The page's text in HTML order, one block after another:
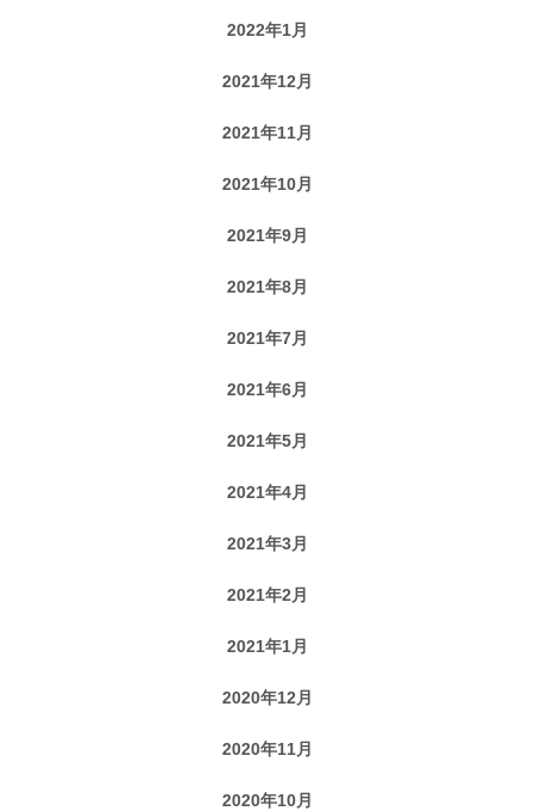
2022年1月
2021年12月
2021年11月
2021年10月
2021年9月
2021年8月
2021年7月
2021年6月
2021年5月
2021年4月
2021年3月
2021年2月
2021年1月
2020年12月
2020年11月
2020年10月